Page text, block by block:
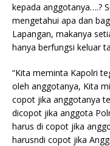
kepada anggotanya….?
mengetahui apa dan
Lapangan, makanya
hanya berfungsi keluar
“Kita meminta Kapolri
oleh anggotanya, Kita
copot jika anggotanya
dicopot jika anggota
harus di copot jika
harusndi copot jika